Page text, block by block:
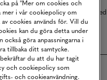
online sköts i samarbete
på "Mer om cookies och
mer i vår cookiepolicy om
cookies används för. Vill du
kan du göra detta under
också göra anpassningarna i
tillbaka ditt samtycke.
du att du har tagit
och cookiepolicy som
och cookieanvändning.